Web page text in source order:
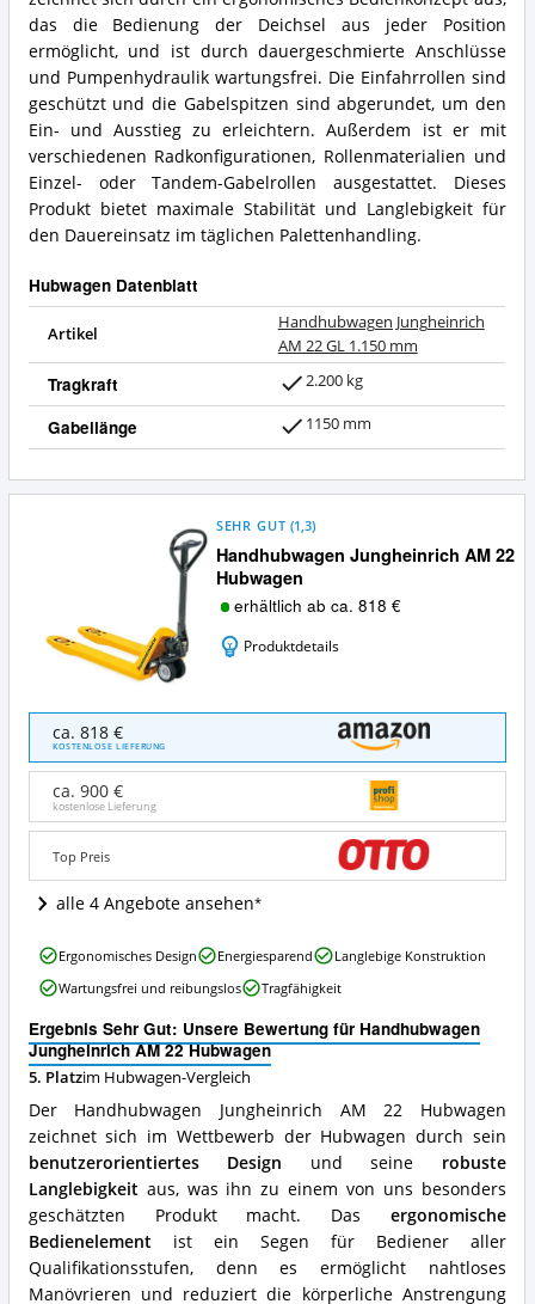
das die Bedienung der Deichsel aus jeder Position
ermöglicht, und ist durch dauergeschmierte Anschlüsse
und Pumpenhydraulik wartungsfrei. Die Einfahrrollen sind
geschützt und die Gabelspitzen sind abgerundet, um den
Ein- und Ausstieg zu erleichtern. Außerdem ist er mit
verschiedenen Radkonfigurationen, Rollenmaterialien und
Einzel- oder Tandem-Gabelrollen ausgestattet. Dieses
Produkt bietet maximale Stabilität und Langlebigkeit für
den Dauereinsatz im täglichen Palettenhandling.
Hubwagen Datenblatt
Artikel
Handhubwagen Jungheinrich
AM 22 GL 1.150 mm
Tragkraft 2.200 kg
Gabellänge 1150 mm
Handhubwagen Jungheinrich AM 22
Hubwagen
SEHR GUT (1,3)
erhältlich ab ca. 818 €
Produktdetails
Handhubwagen
Jungheinrich
AM
Hubwagen
Angebote:
dieser
Hubwagen
ca. 818 €
KOSTENLOSE LIEFERUNG
ca. 900 €
kostenlose Lieferung
Top Preis
alle 4 Angebote ansehen
Ergebnis Sehr Gut: Unsere Bewertung für Handhubwagen
Jungheinrich AM 22 Hubwagen
5. Platzim Hubwagen-Vergleich
Der Handhubwagen Jungheinrich AM 22 Hubwagen
zeichnet sich im Wettbewerb der Hubwagen durch sein
benutzerorientiertes Design und seine robuste
Langlebigkeitaus, was ihn zu einem von uns besonders
geschätzten Produkt macht. Das ergonomische
Bedienelementist ein Segen für Bediener aller
Qualifikationsstufen, denn es ermöglicht nahtloses
Manövrieren und reduziert die körperliche Anstrengung
Handhubwagen
Jungheinrich
AM
Hubwagen
Vorteile:
Was
spricht
für
diesen
Hubwagen?
Ergonomisches Design Energiesparend
Langlebige Konstruktion
Wartungsfrei und reibungslos
Tragfähigkeit